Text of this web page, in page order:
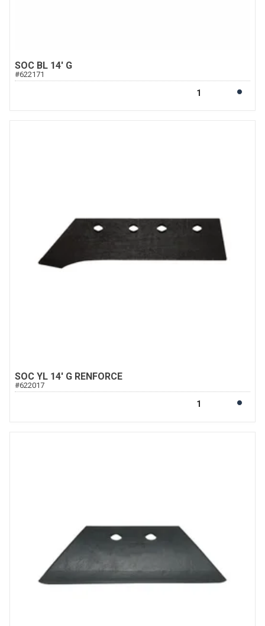
SOC BL 14' G
#622171
SOC YL 14' G RENFORCE
#622017